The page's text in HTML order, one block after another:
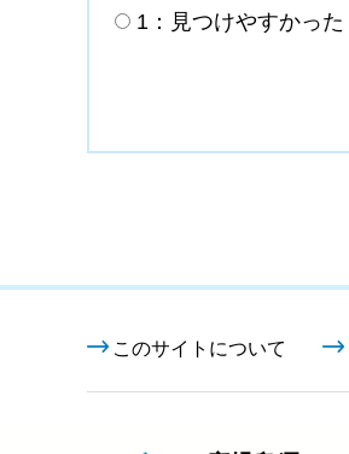
1：見つけやすかった
このサイトについて